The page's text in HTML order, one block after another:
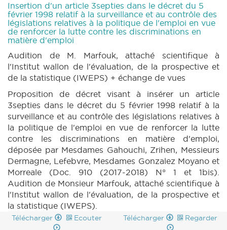
Insertion d'un article 3septies dans le décret du 5
février 1998 relatif à la surveillance et au contrôle des
législations relatives à la politique de l'emploi en vue
de renforcer la lutte contre les discriminations en
matière d'emploi
Audition de M. Marfouk, attaché scientifique à
l'Institut wallon de l'évaluation, de la prospective et
de la statistique (IWEPS) + échange de vues
Proposition de décret visant à insérer un article
3septies dans le décret du 5 février 1998 relatif à la
surveillance et au contrôle des législations relatives à
la politique de l'emploi en vue de renforcer la lutte
contre les discriminations en matière d'emploi,
déposée par Mesdames Gahouchi, Zrihen, Messieurs
Dermagne, Lefebvre, Mesdames Gonzalez Moyano et
Morreale (Doc. 910 (2017-2018) N° 1 et 1bis).
Audition de Monsieur Marfouk, attaché scientifique à
l'Institut wallon de l'évaluation, de la prospective et
la statistique (IWEPS).
Télécharger Ecouter Télécharger Regarder